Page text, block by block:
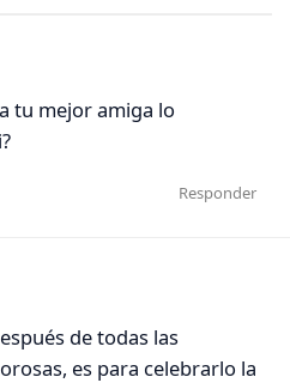
tu mejor amiga lo
Responder
de todas las
es para celebrarlo la